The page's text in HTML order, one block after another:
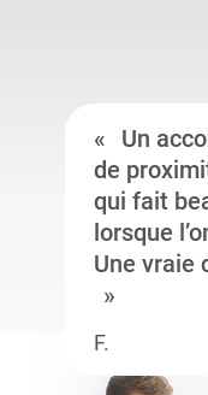
Un
de
qui fait
lorsque
Une vraie
F.